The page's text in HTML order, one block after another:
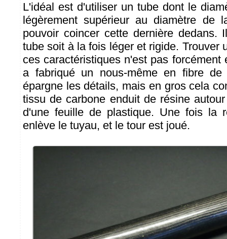
L'idéal est d'utiliser un tube dont le
légèrement supérieur au diamètre de
pouvoir coincer cette dernière dedans.
tube soit à la fois léger et rigide. Trouver
ces caractéristiques n'est pas forcément
a fabriqué un nous-même en fibre
épargne les détails, mais en gros cela
tissu de carbone enduit de résine
d'une feuille de plastique. Une fois la
enlève le tuyau, et le tour est joué.